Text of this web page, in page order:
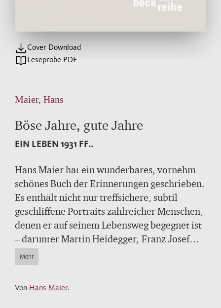
Cover Download
Leseprobe PDF
Maier, Hans
Böse Jahre, gute Jahre
EIN LEBEN 1931 FF..
Hans Maier hat ein wunderbares, vornehm
schönes Buch der Erinnerungen geschrieben.
Es enthält nicht nur treffsichere, subtil
geschliffene Portraits zahlreicher Menschen,
denen er auf seinem Lebensweg begegnet ist
– darunter Martin Heidegger, Franz Josef
Strauß und Joseph Ratzinger. Zugleich bietet
es auch Einblicke in die deutsche Geschichte
teilhabender Zeitzeuge miterlebt hat und
Mehr
Von Hans Maier.